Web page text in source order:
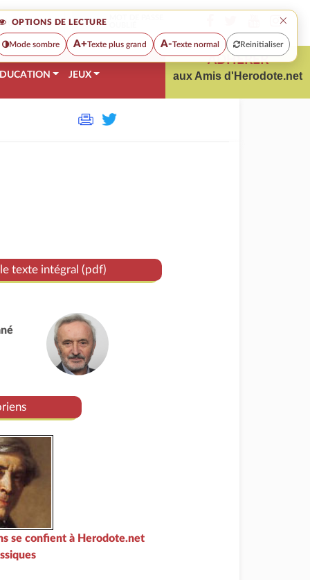
OPTIONS DE LECTURE ×
Mode sombre A+Texte plus grand A-Texte normal Reinitialiser
JEUX
ADHÉRER
aux Amis d'Herodote.net
texte intégral (pdf)
se confient à Herodote.net